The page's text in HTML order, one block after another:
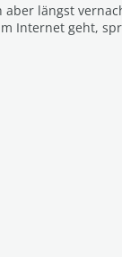
längst
Internet geht,